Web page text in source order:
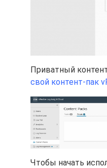
Приватный
свой контент-пак
Чтобы начать